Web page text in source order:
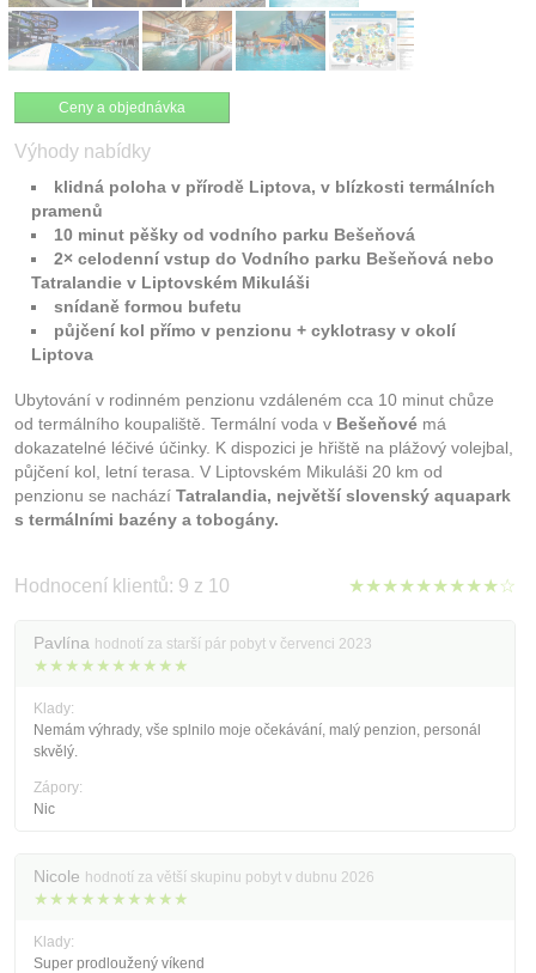
Ceny a objednávka
Výhody nabídky
klidná poloha v přírodě Liptova, v blízkosti termálních
pramenů
10 minut pěšky od vodního parku Bešeňová
2× celodenní vstup do Vodního parku Bešeňová nebo
Tatralandie v Liptovském Mikuláši
snídaně formou bufetu
půjčení kol přímo v penzionu + cyklotrasy v okolí
Liptova
Ubytování v rodinném penzionu vzdáleném cca 10 minut chůze
od termálního koupaliště. Termální voda v Bešeňové má
dokazatelné léčivé účinky. K dispozici je hřiště na plážový volejbal,
půjčení kol, letní terasa. V Liptovském Mikuláši 20 km od
penzionu se nachází Tatralandia, největší slovenský aquapark
s termálními bazény a tobogány.
Hodnocení klientů: 9 z 10 ★★★★★★★★★☆
Pavlína hodnotí za starší pár pobyt v červenci 2023
★★★★★★★★★★
Klady:
Nemám výhrady, vše splnilo moje očekávání, malý penzion, personál
skvělý.
Zápory:
Nic
Nicole hodnotí za větší skupinu pobyt v dubnu 2026
★★★★★★★★★★
Klady:
Super prodloužený víkend